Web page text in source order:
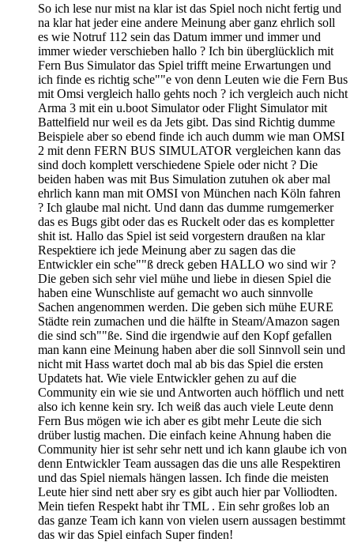
So ich lese nur mist na klar ist das Spiel noch nicht fertig und
na klar hat jeder eine andere Meinung aber ganz ehrlich soll
es wie Notruf 112 sein das Datum immer und immer und
immer wieder verschieben hallo ? Ich bin überglücklich mit
Fern Bus Simulator das Spiel trifft meine Erwartungen und
ich finde es richtig sche""e von denn Leuten wie die Fern Bus
mit Omsi vergleich hallo gehts noch ? ich vergleich auch nicht
Arma 3 mit ein u.boot Simulator oder Flight Simulator mit
Battelfield nur weil es da Jets gibt. Das sind Richtig dumme
Beispiele aber so ebend finde ich auch dumm wie man OMSI
2 mit denn FERN BUS SIMULATOR vergleichen kann das
sind doch komplett verschiedene Spiele oder nicht ? Die
beiden haben was mit Bus Simulation zutuhen ok aber mal
ehrlich kann man mit OMSI von München nach Köln fahren
? Ich glaube mal nicht. Und dann das dumme rumgemerker
das es Bugs gibt oder das es Ruckelt oder das es kompletter
shit ist. Hallo das Spiel ist seid vorgestern draußen na klar
Respektiere ich jede Meinung aber zu sagen das die
Entwickler ein sche""ß dreck geben HALLO wo sind wir ?
Die geben sich sehr viel mühe und liebe in diesen Spiel die
haben eine Wunschliste auf gemacht wo auch sinnvolle
Sachen angenommen werden. Die geben sich mühe EURE
Städte rein zumachen und die hälfte in Steam/Amazon sagen
die sind sch""ße. Sind die irgendwie auf den Kopf gefallen
man kann eine Meinung haben aber die soll Sinnvoll sein und
nicht mit Hass wartet doch mal ab bis das Spiel die ersten
Updatets hat. Wie viele Entwickler gehen zu auf die
Community ein wie sie und Antworten auch höfflich und nett
also ich kenne kein sry. Ich weiß das auch viele Leute denn
Fern Bus mögen wie ich aber es gibt mehr Leute die sich
drüber lustig machen. Die einfach keine Ahnung haben die
Community hier ist sehr sehr nett und ich kann glaube ich von
denn Entwickler Team aussagen das die uns alle Respektiren
und das Spiel niemals hängen lassen. Ich finde die meisten
Leute hier sind nett aber sry es gibt auch hier par Volliodten.
Mein tiefen Respekt habt ihr TML . Ein sehr großes lob an
das ganze Team ich kann von vielen usern aussagen bestimmt
das wir das Spiel einfach Super finden!